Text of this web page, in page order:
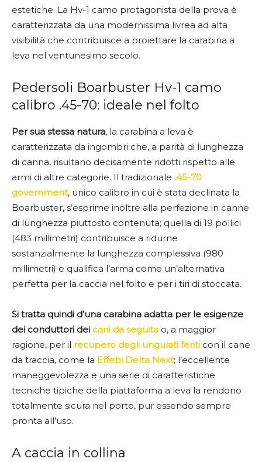
estetiche. La Hv-1 camo protagonista della prova è
caratterizzata da una modernissima livrea ad alta
visibilità che contribuisce a proiettare la carabina a
leva nel ventunesimo secolo.
Pedersoli Boarbuster Hv-1 camo
calibro .45-70: ideale nel folto
Per sua stessa natura, la carabina a leva è
caratterizzata da ingombri che, a parità di lunghezza
di canna, risultano decisamente ridotti rispetto alle
armi di altre categorie. Il tradizionale .45-70
government, unico calibro in cui è stata declinata la
Boarbuster, s’esprime inoltre alla perfezione in canne
di lunghezza piuttosto contenuta; quella di 19 pollici
(483 millimetri) contribuisce a ridurne
sostanzialmente la lunghezza complessiva (980
millimetri) e qualifica l’arma come un’alternativa
perfetta per la caccia nel folto e per i tiri di stoccata.
Si tratta quindi d’una carabina adatta per le esigenze
dei conduttori dei cani da seguita o, a maggior
ragione, per il recupero degli ungulati feriti con il cane
da traccia, come la Effebi Delta Next; l’eccellente
maneggevolezza e una serie di caratteristiche
tecniche tipiche della piattaforma a leva la rendono
totalmente sicura nel porto, pur essendo sempre
pronta all’uso.
A caccia in collina